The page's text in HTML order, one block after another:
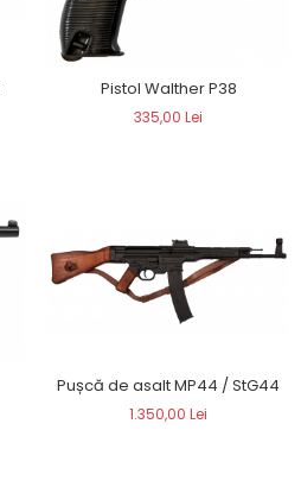
Pistol Walther P38
335,00 Lei
Pușcă de asalt MP44 / StG44
1.350,00 Lei